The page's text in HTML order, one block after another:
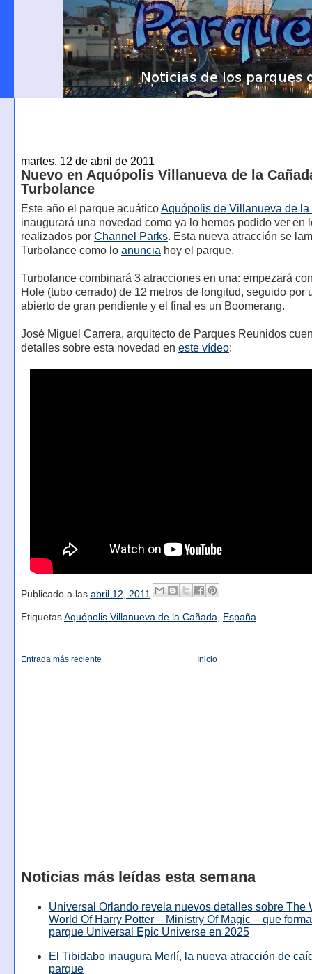
martes, 12 de abril de 2011
Nuevo en Aquópolis Villanueva de la
Turbolance
Este año el parque acuáticoAquópolis de Villanueva de la
inaugurará una novedad como ya lo hemos podido ver en
realizados por Channel Parks. Esta nueva atracción se
Turbolance como lo anuncia hoy el parque.
Turbolance combinará 3 atracciones en una: empezará
Hole (tubo cerrado) de 12 metros de longitud, seguido por
abierto de gran pendiente y el final es un Boomerang.
José Miguel Carrera, arquitecto de Parques Reunidos
detalles sobre esta novedad en este vídeo:
Publicado a las abril 12, 2011
Etiquetas Aquópolis Villanueva de la Cañada España
Entrada más reciente Inicio
Noticias más leídas esta semana
Universal Orlando revela nuevos detalles sobre The
World Of Harry Potter – Ministry Of Magic – que
parque Universal Epic Universe en 2025
El Tibidabo inaugura Merlí, la nueva atracción de
parque